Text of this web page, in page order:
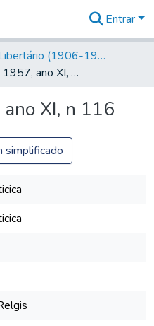
na
Entrar
Canto Libertário (1906-1995)
Ação Direta, 1957, ano XI, n 116
XI, n 116
simplificado